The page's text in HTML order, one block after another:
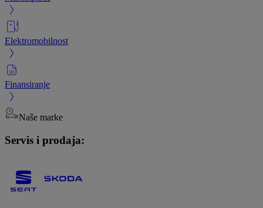
Elektromobilnost
Finansiranje
Naše marke
Servis i prodaja: